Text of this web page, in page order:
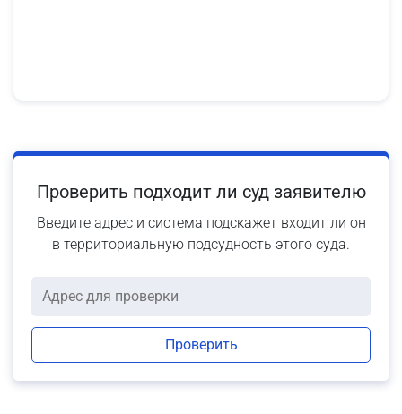
Проверить подходит ли суд заявителю
Введите адрес и система подскажет входит ли он
в территориальную подсудность этого суда.
Проверить